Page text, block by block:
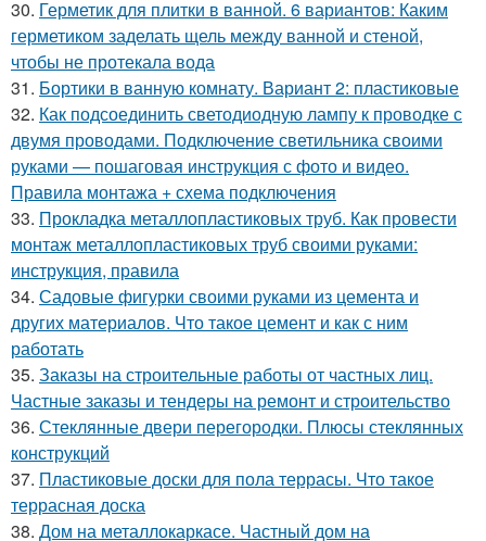
30. Герметик для плитки в ванной. 6 вариантов: Каким
герметиком заделать щель между ванной и стеной,
чтобы не протекала вода
31. Бортики в ванную комнату. Вариант 2: пластиковые
32. Как подсоединить светодиодную лампу к проводке с
двумя проводами. Подключение светильника своими
руками — пошаговая инструкция с фото и видео.
Правила монтажа + схема подключения
33. Прокладка металлопластиковых труб. Как провести
монтаж металлопластиковых труб своими руками:
инструкция, правила
34. Садовые фигурки своими руками из цемента и
других материалов. Что такое цемент и как с ним
работать
35. Заказы на строительные работы от частных лиц.
Частные заказы и тендеры на ремонт и строительство
36. Стеклянные двери перегородки. Плюсы стеклянных
конструкций
37. Пластиковые доски для пола террасы. Что такое
террасная доска
38. Дом на металлокаркасе. Частный дом на